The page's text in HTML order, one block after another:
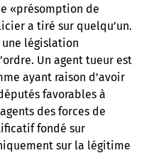
«présomption de
a tiré sur quelqu’un.
une législation
Un agent tueur est
ayant raison d’avoir
favorables à
des forces de
fondé sur
sur la légitime